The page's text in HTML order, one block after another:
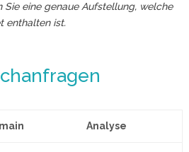
Sie eine genaue Aufstellung, welche
enthalten ist.
Analyse